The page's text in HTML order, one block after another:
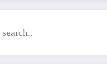
Search